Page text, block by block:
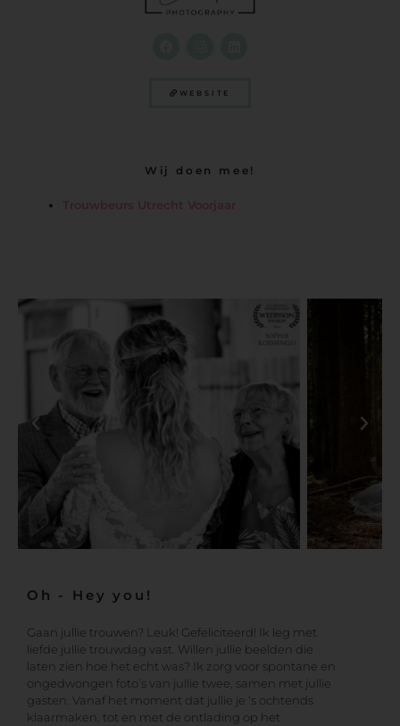
WEBSITE
Wij doen mee!
Trouwbeurs Utrecht Voorjaar
Oh - Hey you!
Gaan jullie trouwen? Leuk! Gefeliciteerd! Ik leg met
liefde jullie trouwdag vast. Willen jullie beelden die
laten zien hoe het echt was? Ik zorg voor spontane en
ongedwongen foto’s van jullie twee, samen met jullie
gasten. Vanaf het moment dat jullie je ‘s ochtends
klaarmaken, tot en met de ontlading op het